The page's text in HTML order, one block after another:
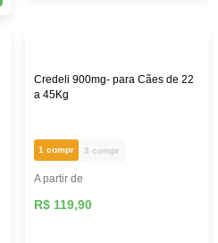
Credeli 900mg- para Cães de 22
a 45Kg
1 compr 3 compr
A partir de
R$ 119,90